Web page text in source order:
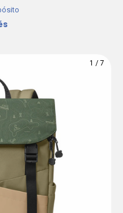
1 / 7